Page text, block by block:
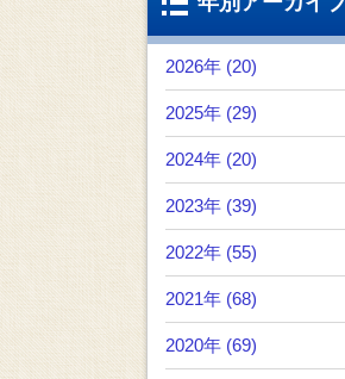
2026年 (20)
2025年 (29)
2024年 (20)
2023年 (39)
2022年 (55)
2021年 (68)
2020年 (69)